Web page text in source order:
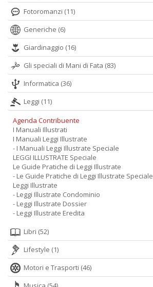
Fotoromanzi (11)
Generiche (6)
Giardinaggio (16)
Gli speciali di Mani di Fata (83)
Informatica (36)
Leggi (11)
Agenda Contribuente
I Manuali Illustrati
I Manuali Leggi Illustrate
- I Manuali Leggi Illustrate Speciale
LEGGI ILLUSTRATE Speciale
Le Guide Pratiche di Leggi Illustrate
- Le Guide Pratiche di Leggi Illustrate Speciale
Leggi Illustrate
- Leggi Illustrate Condominio
- Leggi Illustrate Dossier
- Leggi Illustrate Eredita
Libri (52)
Lifestyle (1)
Motori e Trasporti (46)